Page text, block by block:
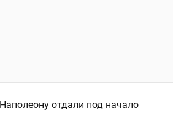
отдали под начало